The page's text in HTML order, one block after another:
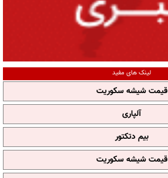
لینک های مفید
قیمت شیشه سکوریت
آلپاری
بیم دتکتور
قیمت شیشه سکوریت